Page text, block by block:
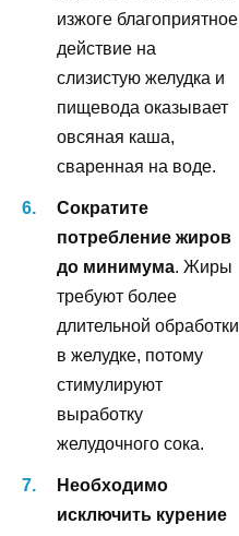
изжоге благоприятное
действие на
слизистую желудка и
пищевода оказывает
овсяная каша,
сваренная на воде.
Сократите
потребление жиров
до минимума. Жиры
требуют более
длительной обработки
в желудке, потому
стимулируют
выработку
желудочного сока.
Необходимо
исключить курение